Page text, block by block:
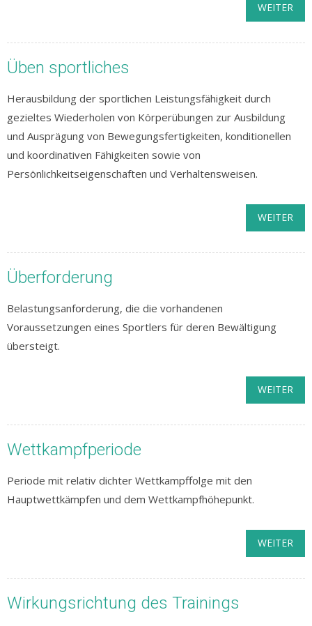
WEITER
Üben sportliches
Herausbildung der sportlichen Leistungsfähigkeit durch
gezieltes Wiederholen von Körperübungen zur Ausbildung
und Ausprägung von Bewegungsfertigkeiten, konditionellen
und koordinativen Fähigkeiten sowie von
Persönlichkeitseigenschaften und Verhaltensweisen.
WEITER
Überforderung
Belastungsanforderung, die die vorhandenen
Voraussetzungen eines Sportlers für deren Bewältigung
übersteigt.
WEITER
Wettkampfperiode
Periode mit relativ dichter Wettkampffolge mit den
Hauptwettkämpfen und dem Wettkampfhöhepunkt.
WEITER
Wirkungsrichtung des Trainings